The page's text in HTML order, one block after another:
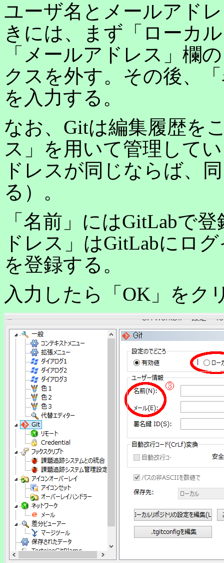
ユーザ名とメールアド
きには、まず「ローカ
「メールアドレス」欄
クスを外す。その後、
を入力する。
なお、Gitは編集履歴を
ス」を用いて管理して
ドレスが同じならば、
る）。
「名前」にはGitLabで
ドレス」はGitLabにロ
を登録する。
入力したら「OK」をク